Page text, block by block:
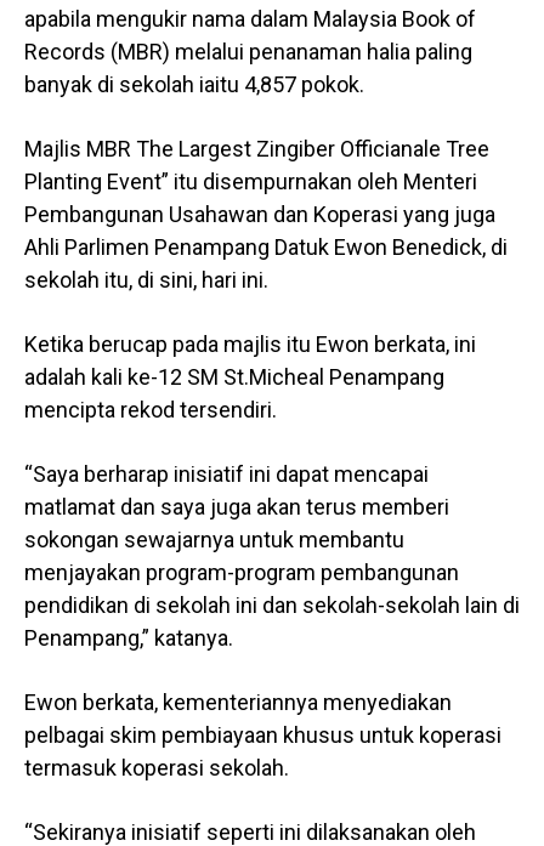
apabila mengukir nama dalam Malaysia Book of
Records (MBR) melalui penanaman halia paling
banyak di sekolah iaitu 4,857 pokok.
Majlis MBR The Largest Zingiber Officianale Tree
Planting Event” itu disempurnakan oleh Menteri
Pembangunan Usahawan dan Koperasi yang juga
Ahli Parlimen Penampang Datuk Ewon Benedick, di
sekolah itu, di sini, hari ini.
Ketika berucap pada majlis itu Ewon berkata, ini
adalah kali ke-12 SM St.Micheal Penampang
mencipta rekod tersendiri.
“Saya berharap inisiatif ini dapat mencapai
matlamat dan saya juga akan terus memberi
sokongan sewajarnya untuk membantu
menjayakan program-program pembangunan
pendidikan di sekolah ini dan sekolah-sekolah lain di
Penampang,” katanya.
Ewon berkata, kementeriannya menyediakan
pelbagai skim pembiayaan khusus untuk koperasi
termasuk koperasi sekolah.
“Sekiranya inisiatif seperti ini dilaksanakan oleh